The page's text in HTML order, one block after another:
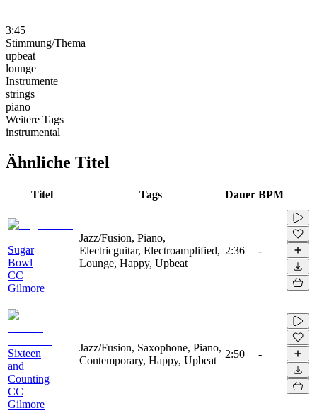
3:45
Stimmung/Thema
upbeat
lounge
Instrumente
strings
piano
Weitere Tags
instrumental
Ähnliche Titel
Titel Tags Dauer BPM
Sugar
Bowl
CC
Gilmore
Jazz/Fusion, Piano,
Electricguitar, Electroamplified,
Lounge, Happy, Upbeat
2:36 -
Sixteen
and
Counting
CC
Gilmore
Jazz/Fusion, Saxophone, Piano,
Contemporary, Happy, Upbeat
2:50 -